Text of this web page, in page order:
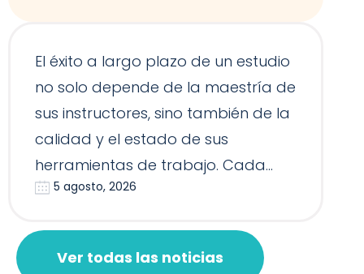
El éxito a largo plazo de un estudio
no solo depende de la maestría de
sus instructores, sino también de la
calidad y el estado de sus
herramientas de trabajo. Cada
Reformer, Silla…
5 agosto, 2026
Ver todas las noticias